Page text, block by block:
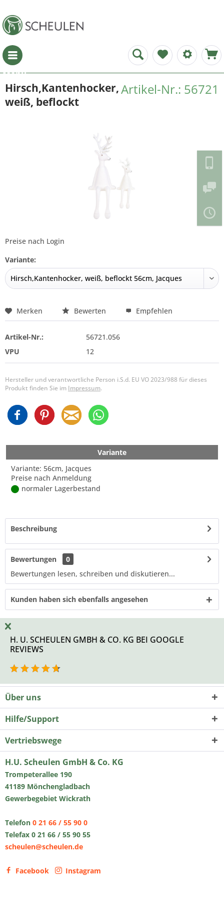
Menü
Artikel-Nr.: 56721
Hirsch,Kantenhocker,
weiß, beflockt
Preise nach Login
Variante:
Merken Bewerten Empfehlen
Artikel-Nr.:
56721.056
VPU
12
Hersteller und verantwortliche Person i.S.d. EU VO 2023/988 für dieses
Produkt finden Sie im Impressum.
Variante
Variante: 56cm, Jacques
Preise nach Anmeldung
normaler Lagerbestand
Beschreibung
Bewertungen
0
Bewertungen lesen, schreiben und diskutieren...
Kunden haben sich ebenfalls angesehen
H. U. SCHEULEN GMBH & CO. KG BEI GOOGLE
REVIEWS
Über uns
Hilfe/Support
Vertriebswege
H.U. Scheulen GmbH & Co. KG
Trompeterallee 190
41189 Mönchengladbach
Gewerbegebiet Wickrath
Telefon 0 21 66 / 55 90 0
Telefax 0 21 66 / 55 90 55
scheulen@scheulen.de
Facebook Instagram